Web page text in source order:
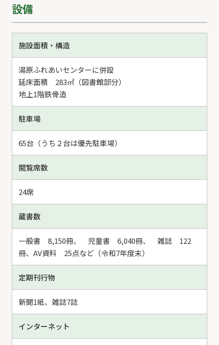
設備
施設面積・構造
湯原ふれあいセンターに併設
延床面積 283㎡（図書館部分）
地上1階鉄骨造
駐車場
65台（うち２台は優先駐車場）
閲覧席数
24席
蔵書数
一般書 8,150冊、 児童書 6,040冊、 雑誌 122
冊、 AV資料 25点など（令和7年度末）
定期刊行物
新聞1紙、雑誌7誌
インターネット